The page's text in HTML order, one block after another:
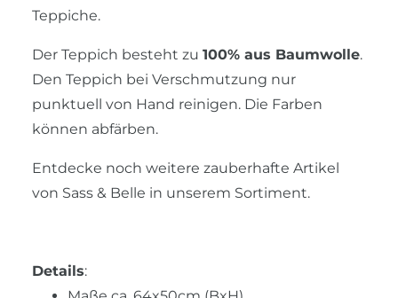
Teppiche.
Der Teppich besteht zu 100% aus Baumwolle.
Den Teppich bei Verschmutzung nur
punktuell von Hand reinigen. Die Farben
können abfärben.
Entdecke noch weitere zauberhafte Artikel
von Sass & Belle in unserem Sortiment.
Details: